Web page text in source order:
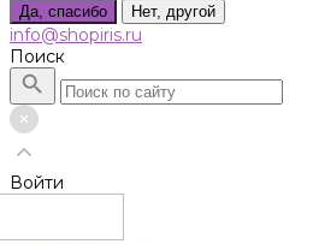
Да, спасибо Нет, другой
info@shopiris.ru
Поиск
Войти